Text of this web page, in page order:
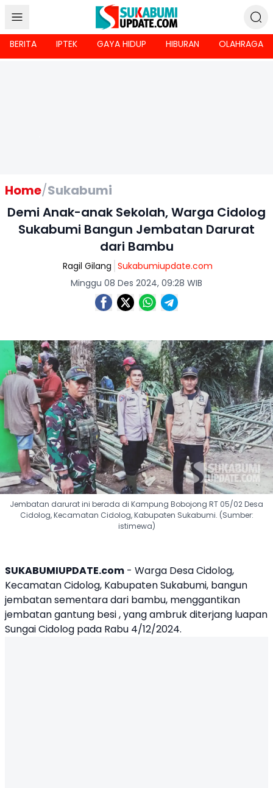
BERITA IPTEK GAYA HIDUP HIBURAN OLAHRAGA
Home/Sukabumi
Demi Anak-anak Sekolah, Warga Cidolog
Sukabumi Bangun Jembatan Darurat
dari Bambu
Ragil Gilang Sukabumiupdate.com
Minggu 08 Des 2024, 09:28 WIB
Jembatan darurat ini berada di Kampung Bobojong RT 05/02 Desa
Cidolog, Kecamatan Cidolog, Kabupaten Sukabumi. (Sumber:
istimewa)
SUKABUMIUPDATE.com - Warga Desa Cidolog,
Kecamatan Cidolog, Kabupaten Sukabumi, bangun
jembatan sementara dari bambu, menggantikan
jembatan gantung besi , yang ambruk diterjang luapan
Sungai Cidolog pada Rabu 4/12/2024.